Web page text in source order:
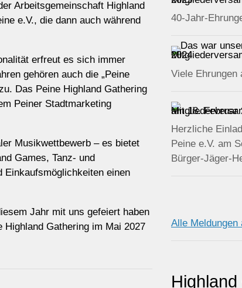
Arbeitsgemeinschaft Highland
e.V., die dann auch während
erfreut es sich immer
gehören auch die „Peine
Das Peine Highland Gathering
Peiner Stadtmarketing
Musikwettbewerb – es bietet
Games, Tanz- und
Einkaufsmöglichkeiten einen
Jahr mit uns gefeiert haben
Highland Gathering im Mai 2027
40-Jahr-
Viele Ehrungen
Herzliche
Peine e.V. am
Bürger-Jäger-
Alle Meldungen